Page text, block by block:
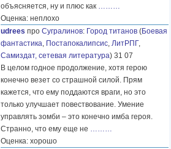
объясняется, ну и плюс как ………
Оценка: неплохо
udrees про Сугралинов: Город титанов (Боевая
фантастика, Постапокалипсис, ЛитРПГ,
Самиздат, сетевая литература) 31 07
В целом годное продолжение, хотя герою
конечно везет со страшной силой. Прям
кажется, что ему поддаются враги, но это
только улучшает повествование. Умение
управлять зомби – это конечно имба героя.
Странно, что ему еще не ………
Оценка: хорошо